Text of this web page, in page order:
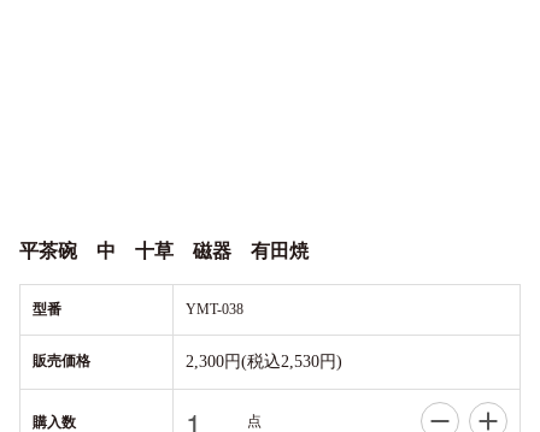
平茶碗 中 十草 磁器 有田焼
型番 YMT-038
販売価格 2,300円(税込2,530円)
購入数 点